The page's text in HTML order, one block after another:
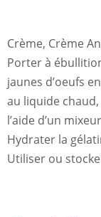
Crème, Crème
Porter à
jaunes d’oeufs
au liquide
l’aide d’un
Hydrater la
Utiliser ou